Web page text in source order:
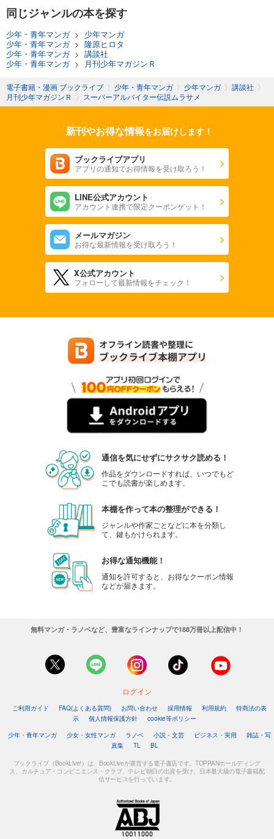
同じジャンルの本を探す
少年・青年マンガ> 少年マンガ
少年・青年マンガ> 隆原ヒロタ
少年・青年マンガ> 講談社
少年・青年マンガ> 月刊少年マガジンＲ
電子書籍・漫画 ブックライブ 〉 少年・青年マンガ 〉 少年マンガ 〉 講談社 〉
月刊少年マガジンＲ
〉 スーパーアルバイター伝説ムラサメ
新刊やお得な情報をお届けします！
ブックライブアプリ
アプリの通知でお得情報を受け取ろう！
LINE公式アカウント
アカウント連携で限定クーポンゲット！
メールマガジン
お得な最新情報を受け取ろう！
X公式アカウント
フォローして最新情報をチェック！
通信を気にせずにサクサク読める！
作品をダウンロードすれば、いつでもど
こでも読書が楽しめます。
本棚を作って本の整理ができる！
ジャンルや作家ごとなどに本を分類し
て、鍵もかけられます。
お得な通知機能！
通知を許可すると、お得なクーポン情報
などが届きます。
無料マンガ・ラノベなど、豊富なラインナップで188万冊以上配信中！
ログイン
ご利用ガイド FAQ(よくある質問) お問い合わせ 採用情報 利用規約
特商法の表
示
個人情報保護方針
cookie等ポリシー
少年・青年マンガ
少女・女性マンガ ラノベ 小説・文芸 ビジネス・実用
雑誌・写
真集
TL BL
ブックライブ（BookLive!）は、BookLiveが運営する電子書店です。TOPPANホールディング
ス、カルチュア・コンビニエンス・クラブ、テレビ朝日の出資を受け、日本最大級の電子書籍配
信サービスを行っています。